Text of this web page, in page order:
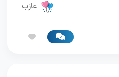
عازب